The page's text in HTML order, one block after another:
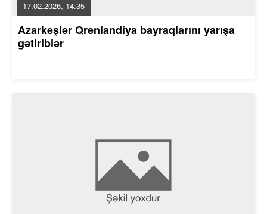
17.02.2026, 14:35
Azarkeşlər Qrenlandiya bayraqlarını yarışa
gətiriblər